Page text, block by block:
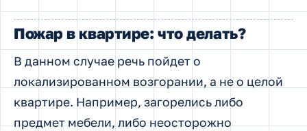
Пожар в квартире: что делать?
В данном случае речь пойдет о
локализированном возгорании, а не о целой
квартире. Например, загорелись либо
предмет мебели, либо неосторожно